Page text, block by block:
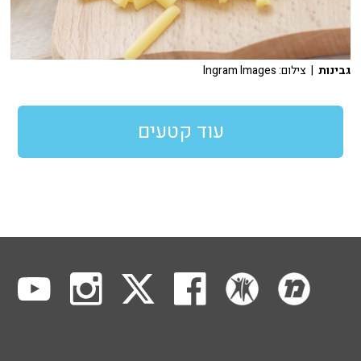
גבינות | צילום: Ingram Images
עוד קטעים